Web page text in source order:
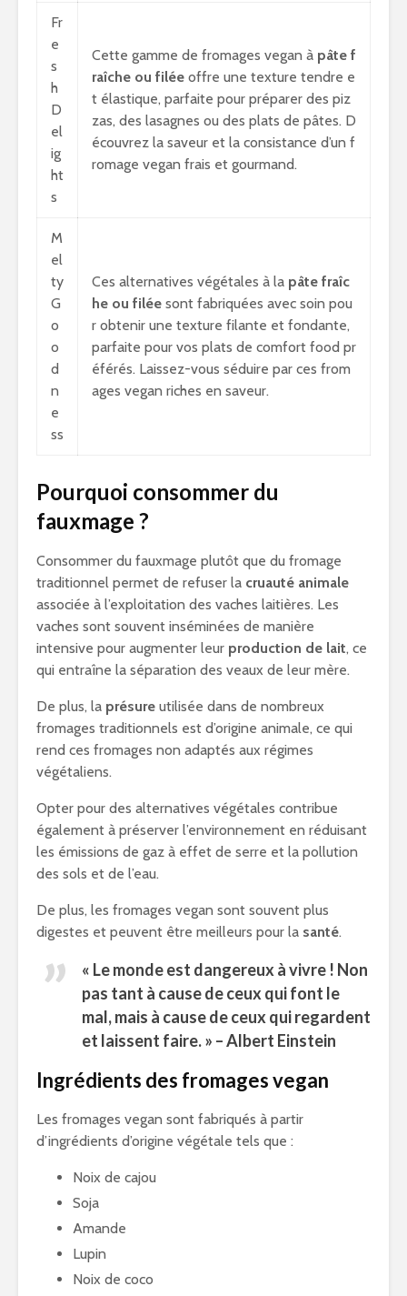
Fr
e
s
h
D
el
ig
ht
s
Cette gamme de fromages vegan à pâte f
raîche ou filée offre une texture tendre e
t élastique, parfaite pour préparer des piz
zas, des lasagnes ou des plats de pâtes. D
écouvrez la saveur et la consistance d’un f
romage vegan frais et gourmand.
M
el
ty
G
o
o
d
n
e
ss
Ces alternatives végétales à la pâte fraîc
he ou filée sont fabriquées avec soin pou
r obtenir une texture filante et fondante,
parfaite pour vos plats de comfort food pr
éférés. Laissez-vous séduire par ces from
ages vegan riches en saveur.
Pourquoi consommer du
fauxmage ?
Consommer du fauxmage plutôt que du fromage
traditionnel permet de refuser la cruauté animale
associée à l’exploitation des vaches laitières. Les
vaches sont souvent inséminées de manière
intensive pour augmenter leur production de lait, ce
qui entraîne la séparation des veaux de leur mère.
De plus, la présure utilisée dans de nombreux
fromages traditionnels est d’origine animale, ce qui
rend ces fromages non adaptés aux régimes
végétaliens.
Opter pour des alternatives végétales contribue
également à préserver l’environnement en réduisant
les émissions de gaz à effet de serre et la pollution
des sols et de l’eau.
De plus, les fromages vegan sont souvent plus
digestes et peuvent être meilleurs pour la santé.
« Le monde est dangereux à vivre ! Non
pas tant à cause de ceux qui font le
mal, mais à cause de ceux qui regardent
et laissent faire. » – Albert Einstein
Ingrédients des fromages vegan
Les fromages vegan sont fabriqués à partir
d’ingrédients d’origine végétale tels que :
Noix de cajou
Soja
Amande
Lupin
Noix de coco